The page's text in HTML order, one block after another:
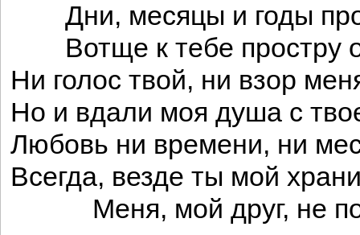
Дни, месяцы и годы
Вотще к тебе простру
Ни голос твой, ни взор
Но и вдали моя душа с
Любовь ни времени, ни
Всегда, везде ты мой
Меня, мой друг, не